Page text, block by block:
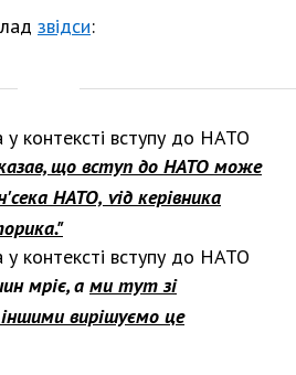
звідси:
контексті вступу до НАТО
що вступ до НАТО може
НАТО, ѵід керівника
контексті вступу до НАТО
мріє, а ми тут зі
вирішуємо це